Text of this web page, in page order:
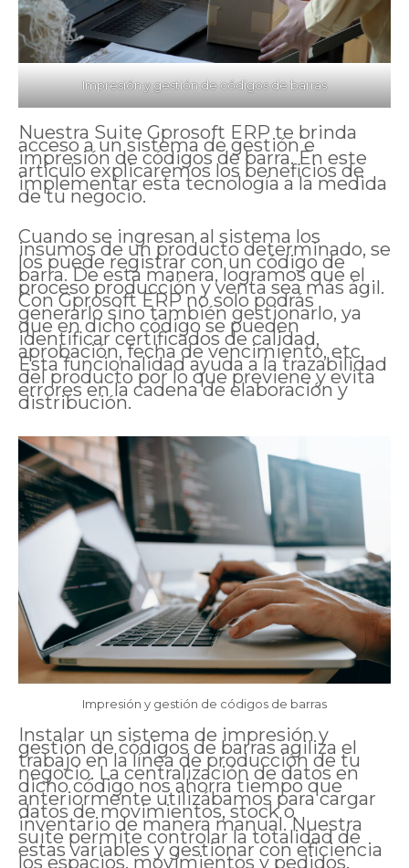
Impresión y gestión de códigos de barras
Nuestra Suite Gprosoft ERP te brinda
acceso a un sistema de gestión e
impresión de códigos de barra. En este
artículo explicaremos los beneficios de
implementar esta tecnología a la medida
de tu negocio.
Cuando se ingresan al sistema los
insumos de un producto determinado, se
los puede registrar con un código de
barra. De esta manera, logramos que el
proceso producción y venta sea más ágil.
Con Gprosoft ERP no solo podrás
generarlo sino también gestionarlo, ya
que en dicho código se pueden
identificar certificados de calidad,
aprobación, fecha de vencimiento, etc.
Esta funcionalidad ayuda a la trazabilidad
del producto por lo que previene y evita
errores en la cadena de elaboración y
distribución.
Impresión y gestión de códigos de barras
Instalar un sistema de impresión y
gestión de códigos de barras agiliza el
trabajo en la línea de producción de tu
negocio. La centralización de datos en
dicho código nos ahorra tiempo que
anteriormente utilizábamos para cargar
datos de movimientos, stock o
inventario de manera manual. Nuestra
suite permite controlar la totalidad de
estas variables y gestionar con eficiencia
los espacios, movimientos y pedidos.